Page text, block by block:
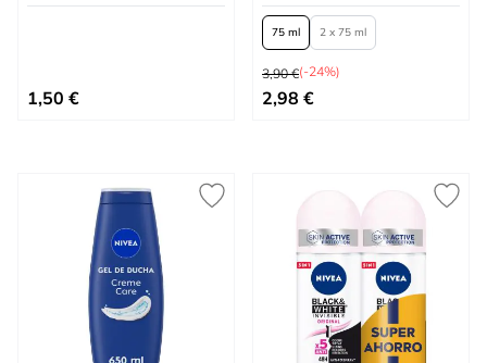
1,50 €
75 ml 2 x 75 ml
Preço Normal
3,90 €(-24%)
Tão baixo quanto
2,98 €